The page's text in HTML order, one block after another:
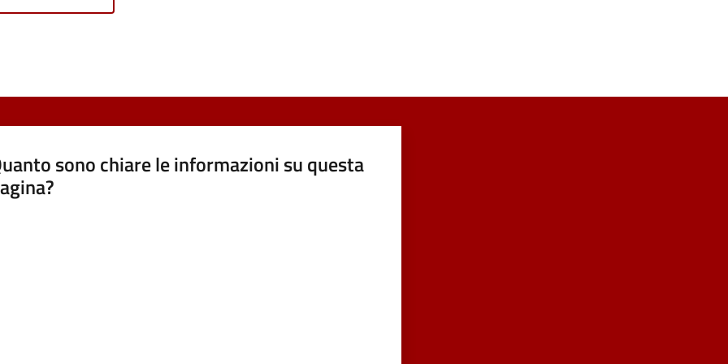
sono chiare le informazioni su questa